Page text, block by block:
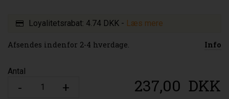
Loyalitetsrabat: 4.74 DKK - Læs mere
Afsendes indenfor 2-4 hverdage. Info
Antal
237,00 DKK